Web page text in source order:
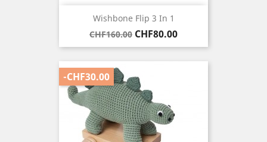
Wishbone Flip 3 In 1
Regular
price
CHF160.00 Price
CHF80.00
-CHF30.00